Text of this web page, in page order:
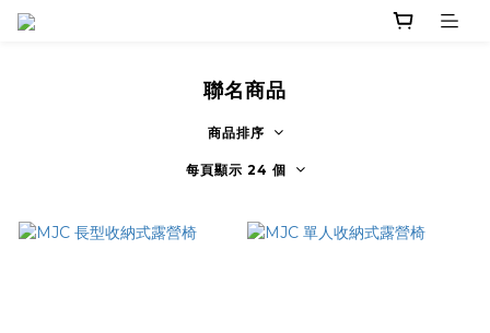
聯名商品
商品排序
每頁顯示 24 個